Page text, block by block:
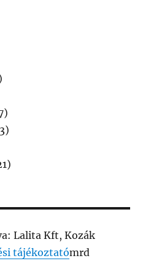
Lalita Kft, Kozák
tájékoztatómrd